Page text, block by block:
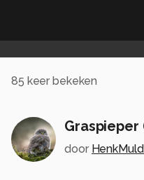
85 keer bekeken
Graspieper
door